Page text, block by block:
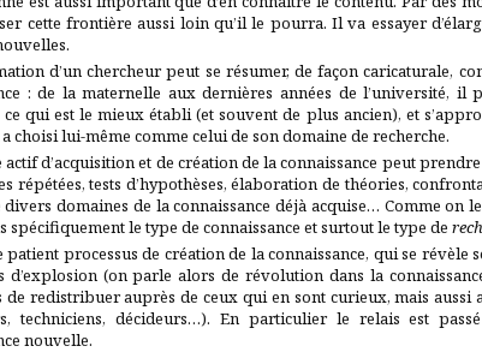
cette frontière aussi loin qu’il le pourra. Il va essayer
d’un chercheur peut se résumer, de façon caricaturale,
: de la maternelle aux dernières années de l’université, il
qui est le mieux établi (et souvent de plus ancien), et
choisi lui-même comme celui de son domaine de recherche.
actif d’acquisition et de création de la connaissance peut
répétées, tests d’hypothèses, élaboration de théories,
domaines de la connaissance déjà acquise… Comme on
spécifiquement le type de connaissance et surtout le type de
patient processus de création de la connaissance, qui se
d’explosion (on parle alors de révolution dans la
redistribuer auprès de ceux qui en sont curieux, mais aussi
techniciens, décideurs…). En particulier le relais est
nouvelle.